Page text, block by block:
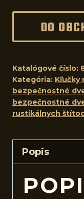
DO
Katalógové číslo:
Kategória: Kľučky
bezpečnostné
bezpečnostné
rustikálnych
Popis